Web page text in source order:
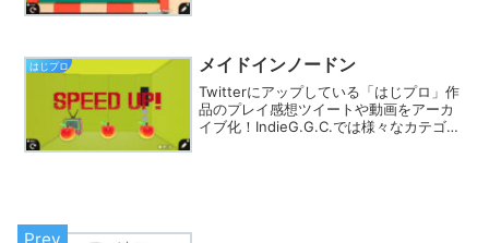
はじプロ メイドインノードン
Twitterにアップしている「はじプロ」作
品のプレイ感想ツイートや動画をアーカ
イブ化！IndieG.G.C.では様々なカテゴリ